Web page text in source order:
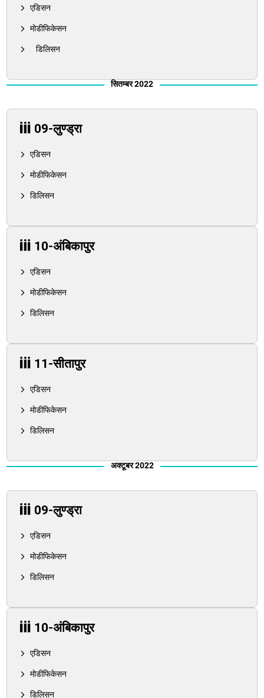
एडिसन
मोडीफिकेसन
डिलिसन
सितम्बर 2022
09-लुण्ड्रा
एडिसन
मोडीफिकेसन
डिलिसन
10-अंबिकापुर
एडिसन
मोडीफिकेसन
डिलिसन
11-सीतापुर
एडिसन
मोडीफिकेसन
डिलिसन
अक्टूबर 2022
09-लुण्ड्रा
एडिसन
मोडीफिकेसन
डिलिसन
10-अंबिकापुर
एडिसन
मोडीफिकेसन
डिलिसन